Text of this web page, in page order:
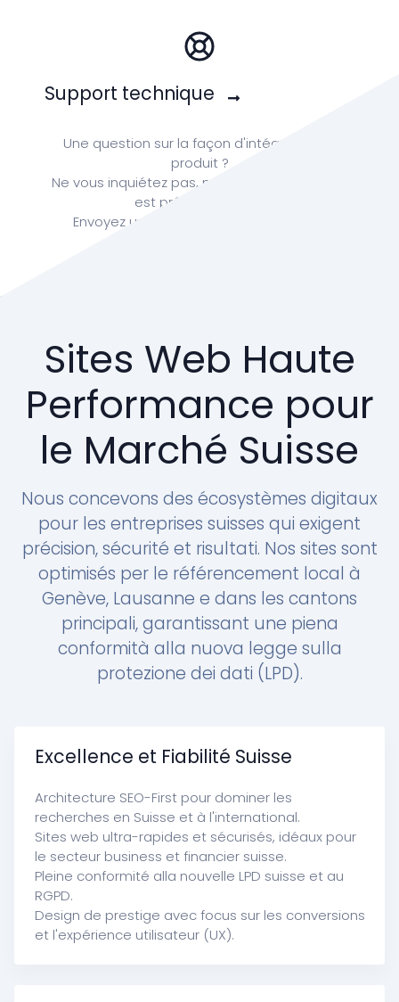
Support technique
Une question sur la façon d'intégrer votre
produit ?
Ne vous inquiétez pas, notre équipe RonTech
est prête pour vous
Envoyez un e-mail à :
Sites Web Haute
Performance pour
le Marché Suisse
Nous concevons des écosystèmes digitaux
pour les entreprises suisses qui exigent
précision, sécurité et risultati. Nos sites sont
optimisés per le référencement local à
Genève, Lausanne e dans les cantons
principali, garantissant une piena
conformità alla nuova legge sulla
protezione dei dati (LPD).
Excellence et Fiabilité Suisse
Architecture SEO-First pour dominer les
recherches en Suisse et à l'international.
Sites web ultra-rapides et sécurisés, idéaux pour
le secteur business et financier suisse.
Pleine conformité alla nouvelle LPD suisse et au
RGPD.
Design de prestige avec focus sur les conversions
et l'expérience utilisateur (UX).